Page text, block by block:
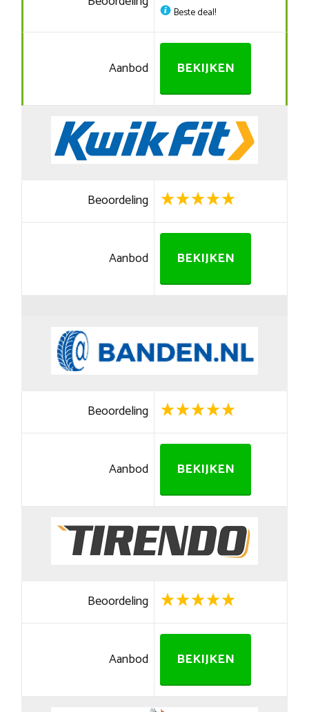
Beste deal!
Aanbod BEKIJKEN
Beoordeling
Aanbod BEKIJKEN
Beoordeling
Aanbod BEKIJKEN
Beoordeling
Aanbod BEKIJKEN